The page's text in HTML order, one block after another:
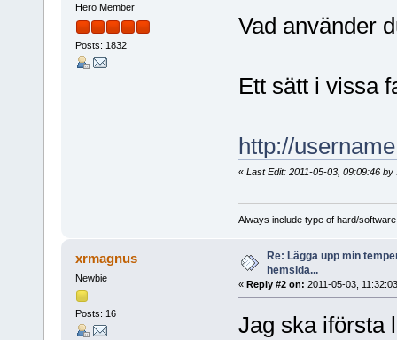
Hero Member
Posts: 1832
Vad använder
Ett sätt i vissa
http://
« Last Edit: 2011-05-03, 09:09:46 by
Always include type of hard/
xrmagnus
Newbie
Posts: 16
Re: Lägga upp min
hemsida...
« Reply #2 on: 2011-05-03,
Jag ska iförsta